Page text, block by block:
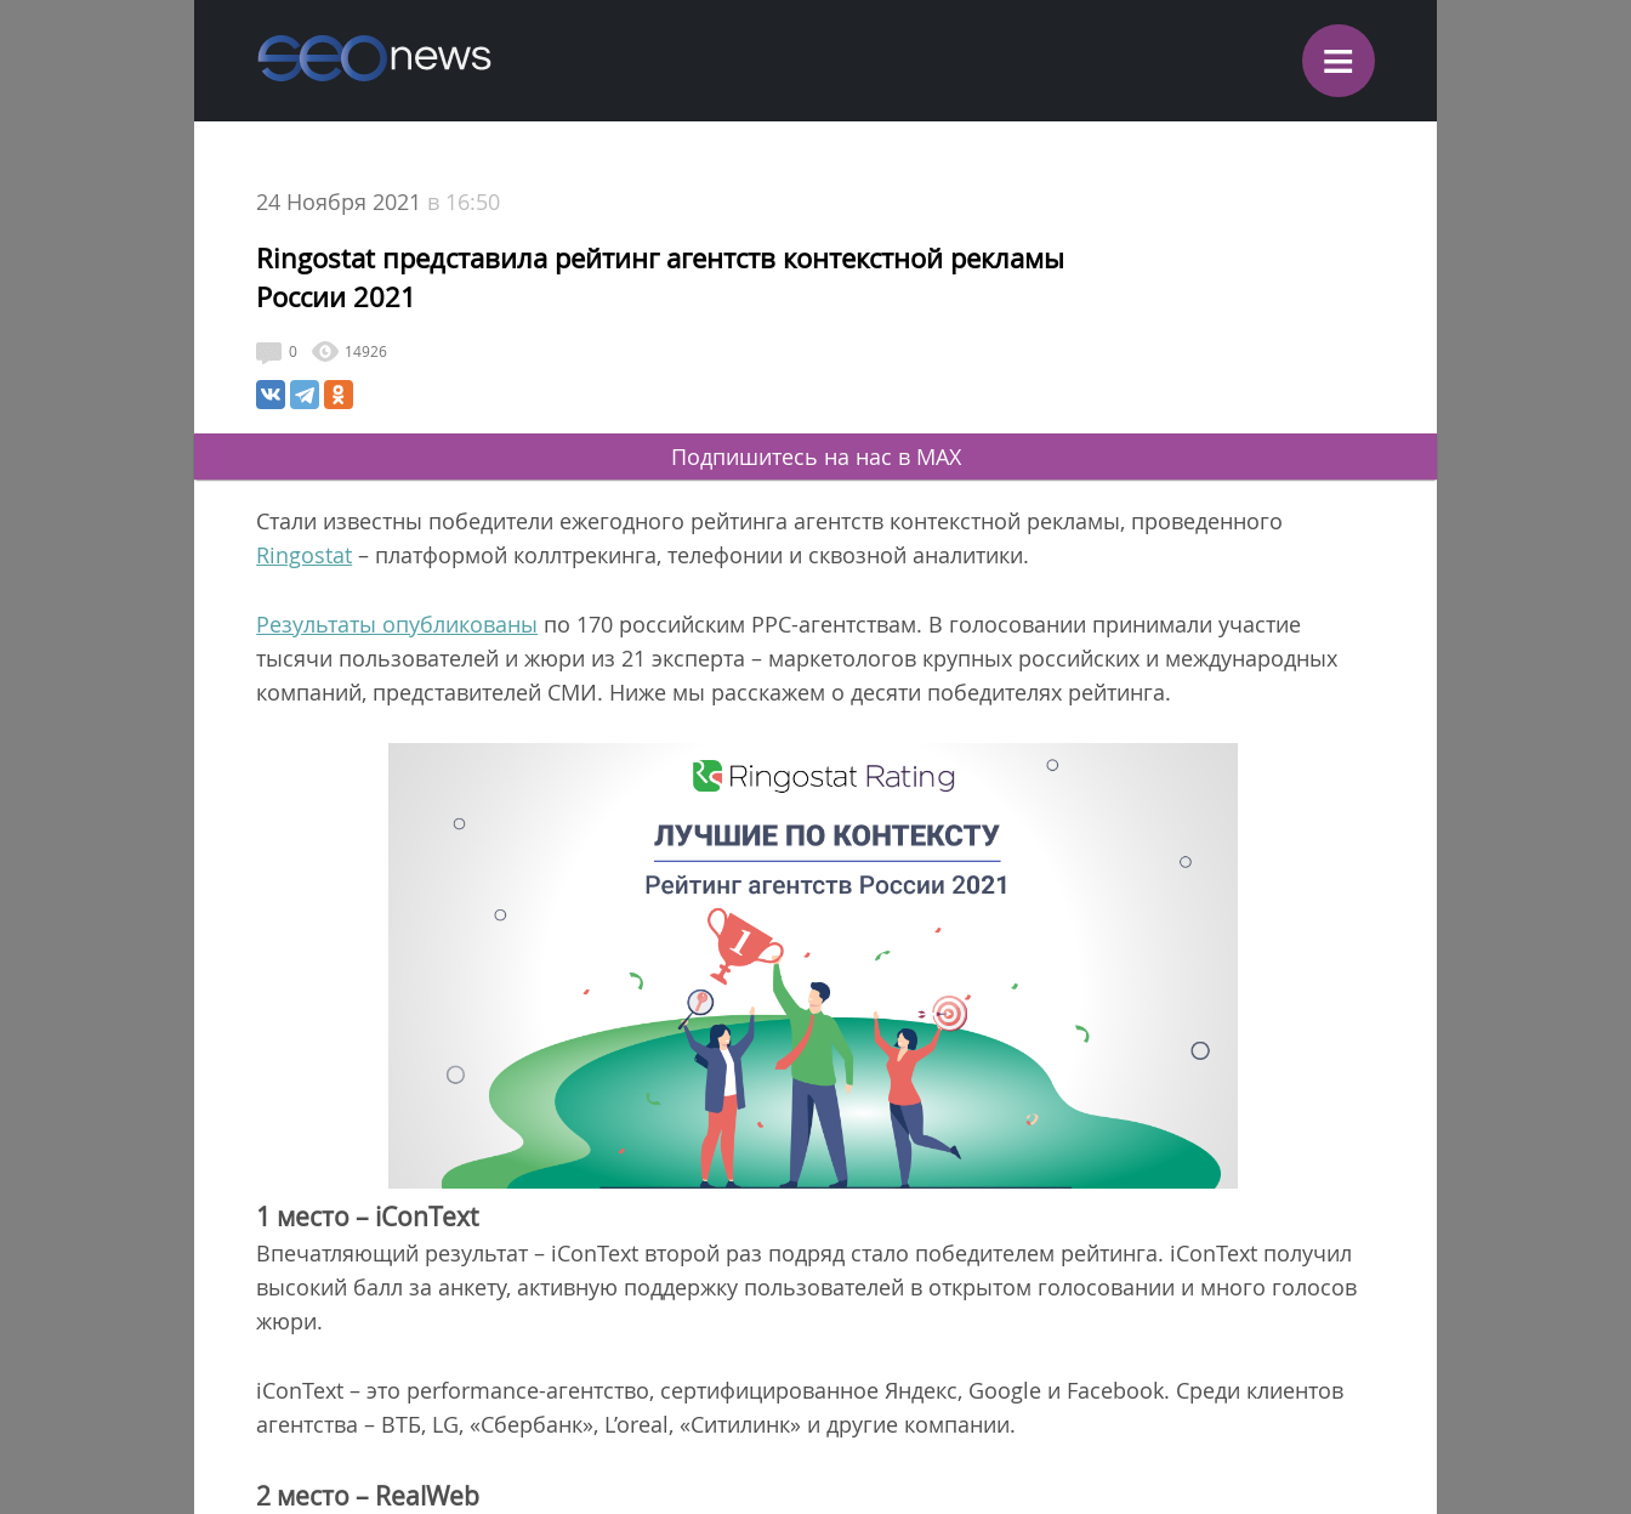
≡
24 Ноября 2021 в 16:50
Ringostat представила рейтинг агентств контекстной рекламы
России 2021
0 14926
Подпишитесь на нас в MAX
Стали известны победители ежегодного рейтинга агентств контекстной рекламы, проведенного
Ringostat – платформой коллтрекинга, телефонии и сквозной аналитики.
Результаты опубликованы по 170 российским PPC-агентствам. В голосовании принимали участие
тысячи пользователей и жюри из 21 эксперта – маркетологов крупных российских и международных
компаний, представителей СМИ. Ниже мы расскажем о десяти победителях рейтинга.
1 место – iConText
Впечатляющий результат – iConText второй раз подряд стало победителем рейтинга. iConText получил
высокий балл за анкету, активную поддержку пользователей в открытом голосовании и много голосов
жюри.
iConText – это performance-агентство, сертифицированное Яндекс, Google и Facebook. Среди клиентов
агентства – ВТБ, LG, «Сбербанк», L’oreal, «Ситилинк» и другие компании.
2 место – RealWeb